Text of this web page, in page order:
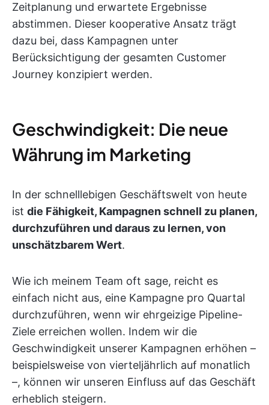
Zeitplanung und erwartete Ergebnisse
abstimmen. Dieser kooperative Ansatz trägt
dazu bei, dass Kampagnen unter
Berücksichtigung der gesamten Customer
Journey konzipiert werden.
Geschwindigkeit: Die neue
Währung im Marketing
In der schnelllebigen Geschäftswelt von heute
ist die Fähigkeit, Kampagnen schnell zu planen,
durchzuführen und daraus zu lernen, von
unschätzbarem Wert.
Wie ich meinem Team oft sage, reicht es
einfach nicht aus, eine Kampagne pro Quartal
durchzuführen, wenn wir ehrgeizige Pipeline-
Ziele erreichen wollen. Indem wir die
Geschwindigkeit unserer Kampagnen erhöhen –
beispielsweise von vierteljährlich auf monatlich
–, können wir unseren Einfluss auf das Geschäft
erheblich steigern.